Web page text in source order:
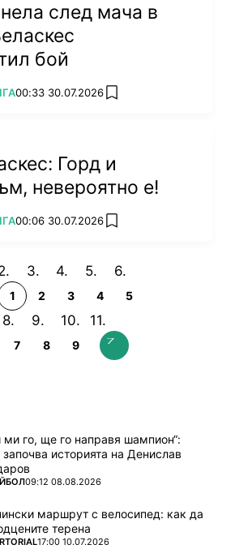
след мача в
бой
00:33 30.07.2026 add favorites
Горд и
невероятно е!
00:06 30.07.2026 add favorites
1 2 3 4 5
7 8 9
ми го, ще го направя шампион“:
започва историята на Денислав
ОТ09:12 08.08.2026
маршрут с велосипед: как да
терена
ОТ 17:00 10.07.2026